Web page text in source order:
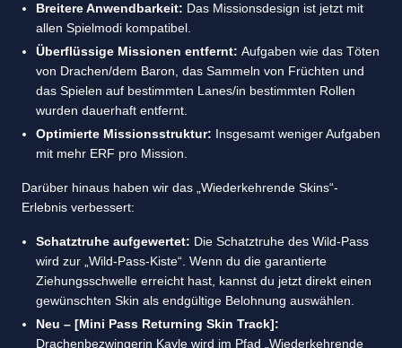
Breitere Anwendbarkeit: Das Missionsdesign ist jetzt mit
allen Spielmodi kompatibel.
Überflüssige Missionen entfernt: Aufgaben wie das Töten
von Drachen/dem Baron, das Sammeln von Früchten und
das Spielen auf bestimmten Lanes/in bestimmten Rollen
wurden dauerhaft entfernt.
Optimierte Missionsstruktur: Insgesamt weniger Aufgaben
mit mehr ERF pro Mission.
Darüber hinaus haben wir das „Wiederkehrende Skins“-
Erlebnis verbessert:
Schatztruhe aufgewertet: Die Schatztruhe des Wild-Pass
wird zur „Wild-Pass-Kiste“. Wenn du die garantierte
Ziehungsschwelle erreicht hast, kannst du jetzt direkt einen
gewünschten Skin als endgültige Belohnung auswählen.
Neu – [Mini Pass Returning Skin Track]:
Drachenbezwingerin Kayle wird im Pfad „Wiederkehrende